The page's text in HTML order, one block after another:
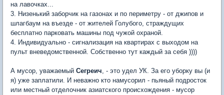
на лавочках...
3. Низенький заборчик на газонах и по периметру - от джипов и
шлагбаум на въезде - от жителей Голубого, страждущих
бесплатно парковать машины под чужой охраной.
4. Индивидуально - сигнализация на квартирах с выходом на
пульт вневедомственной. Собственно тут каждый за себя ))))
А мусор, уважаемый Сегреич, - это удел УК. За его уборку вы (и
я) уже заплатили. И неважно кто намусорил - пьяный подросток
или местный отделочник азиатского происхождения - мусор